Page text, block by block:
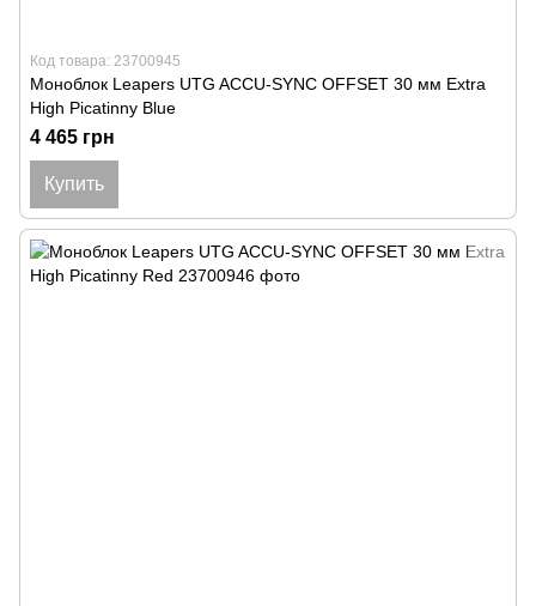
Код товара: 23700945
Моноблок Leapers UTG ACCU-SYNC OFFSET 30 мм Extra
High Picatinny Blue
4 465 грн
Купить